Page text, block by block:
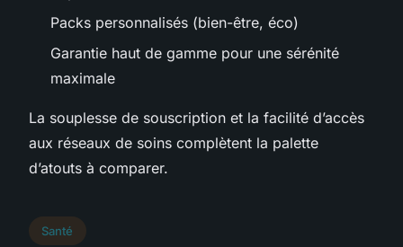
Packs personnalisés (bien-être, éco)
Garantie haut de gamme pour une sérénité
maximale
La souplesse de souscription et la facilité d’accès
aux réseaux de soins complètent la palette
d’atouts à comparer.
Santé